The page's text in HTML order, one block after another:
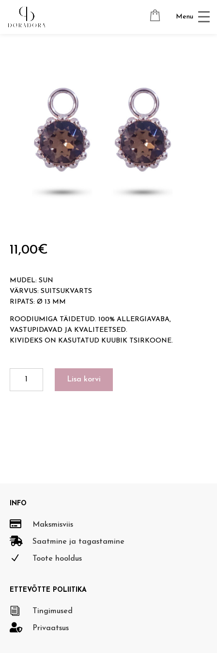
Menu
Avaleht Kõrvarõngaste ripatsid
SUN
11,00€
MUDEL: SUN
VÄRVUS: SUITSUKVARTS
RIPATS: Ø 13 MM
ROODIUMIGA TÄIDETUD. 100% ALLERGIAVABA,
VASTUPIDAVAD JA KVALITEETSED.
KIVIDEKS ON KASUTATUD KUUBIK TSIRKOONE.
Lisa korvi
INFO
 Maksmisviis
 Saatmine ja tagastamine
N Toote hooldus
ETTEVÕTTE POLIITIKA
i Tingimused
 Privaatsus